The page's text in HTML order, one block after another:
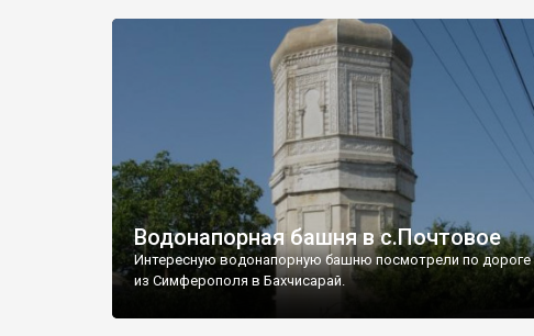
Водонапорная башня в с.Почтовое
Интересную водонапорную башню посмотрели по дороге
из Симферополя в Бахчисарай.